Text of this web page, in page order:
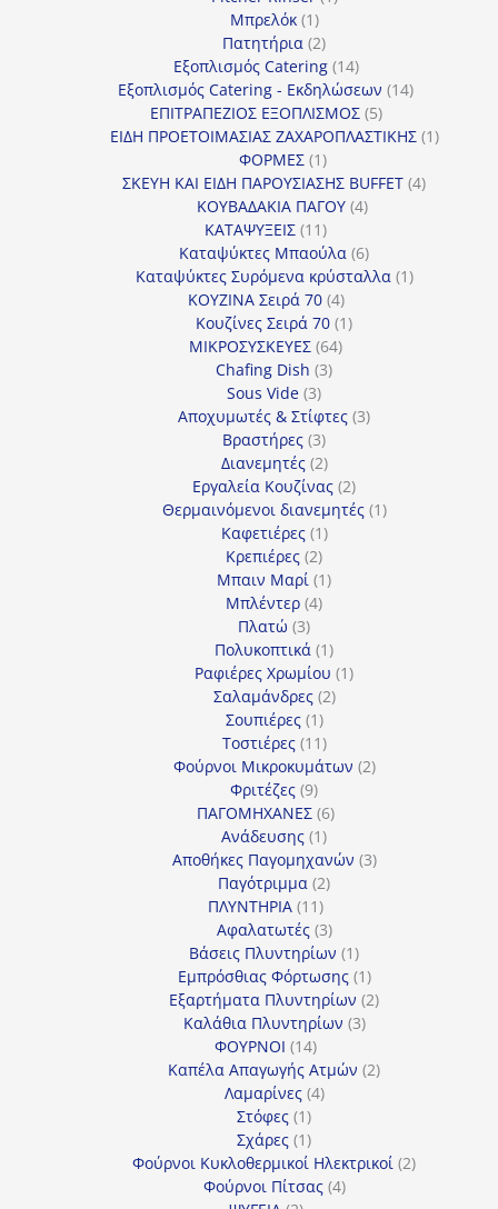
Μπρελόκ 11
προϊόν
Πατητήρια 22
προϊόντα
Εξοπλισμός Catering 1414
προϊόντα
Εξοπλισμός Catering - Εκδηλώσεων 1414
ΕΠΙΤΡΑΠΕΖΙΟΣ ΕΞΟΠΛΙΣΜΟΣ 55
προϊόντα
ΕΙΔΗ ΠΡΟΕΤΟΙΜΑΣΙΑΣ ΖΑΧΑΡΟΠΛΑΣΤΙΚΗΣ 11
ΦΟΡΜΕΣ 11
προϊόν
ΣΚΕΥΗ ΚΑΙ ΕΙΔΗ ΠΑΡΟΥΣΙΑΣΗΣ BUFFET 44
ΚΟΥΒΑΔΑΚΙΑ ΠΑΓΟΥ 44
ΚΑΤΑΨΥΞΕΙΣ 1111
προϊόντα
Καταψύκτες Μπαούλα 66
προϊόντα
Καταψύκτες Συρόμενα κρύσταλλα 11
ΚΟΥΖΙΝΑ Σειρά 70 44
προϊόντα
Κουζίνες Σειρά 70 11
ΜΙΚΡΟΣΥΣΚΕΥΕΣ 6464
Chafing Dish 33
Sous Vide 33
προϊόντα
Αποχυμωτές & Στίφτες 33
Βραστήρες 33
προϊόντα
Διανεμητές 22
προϊόντα
Εργαλεία Κουζίνας 22
προϊόντα
Θερμαινόμενοι διανεμητές 11
Καφετιέρες 11
προϊόν
Κρεπιέρες 22
προϊόντα
Μπαιν Μαρί 11
Μπλέντερ 44
Πλατώ 33
προϊόντα
Πολυκοπτικά 11
προϊόν
Ραφιέρες Χρωμίου 11
Σαλαμάνδρες 22
Σουπιέρες 11
προϊόν
Τοστιέρες 1111
προϊόντα
Φούρνοι Μικροκυμάτων 22
Φριτέζες 99
προϊόντα
ΠΑΓΟΜΗΧΑΝΕΣ 66
Ανάδευσης 11
προϊόν
Αποθήκες Παγομηχανών 33
Παγότριμμα 22
ΠΛΥΝΤΗΡΙΑ 1111
προϊόντα
Αφαλατωτές 33
προϊόντα
Βάσεις Πλυντηρίων 11
προϊόν
Εμπρόσθιας Φόρτωσης 11
προϊόν
Εξαρτήματα Πλυντηρίων 22
Καλάθια Πλυντηρίων 33
ΦΟΥΡΝΟΙ 1414
προϊόντα
Καπέλα Απαγωγής Ατμών 22
Λαμαρίνες 44
Στόφες 11
προϊόν
Σχάρες 11
προϊόν
Φούρνοι Κυκλοθερμικοί Ηλεκτρικοί 22
Φούρνοι Πίτσας 44